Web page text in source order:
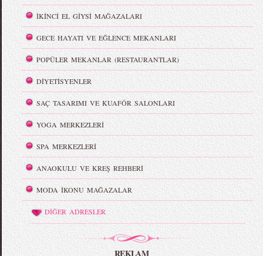
İKİNCİ EL GİYSİ MAĞAZALARI
GECE HAYATI VE EĞLENCE MEKANLARI
POPÜLER MEKANLAR (RESTAURANTLAR)
DİYETİSYENLER
SAÇ TASARIMI VE KUAFÖR SALONLARI
YOGA MERKEZLERİ
SPA MERKEZLERİ
ANAOKULU VE KREŞ REHBERİ
MODA İKONU MAĞAZALAR
DİĞER ADRESLER
REKLAM